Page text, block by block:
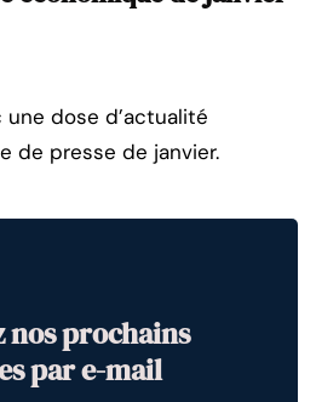
une dose d’actualité
de presse de janvier.
nos prochains
par e-mail